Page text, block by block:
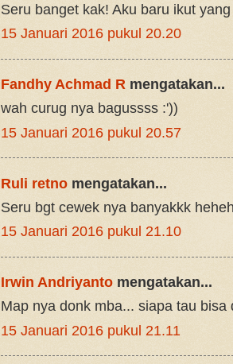
Seru banget kak! Aku baru ikut
15 Januari 2016 pukul 20.20
Fandhy Achmad R mengatakan...
wah curug nya bagussss :'))
15 Januari 2016 pukul 20.57
Ruli retno mengatakan...
Seru bgt cewek nya banyakkk
15 Januari 2016 pukul 21.10
Irwin Andriyanto mengatakan...
Map nya donk mba... siapa tau bisa
15 Januari 2016 pukul 21.11